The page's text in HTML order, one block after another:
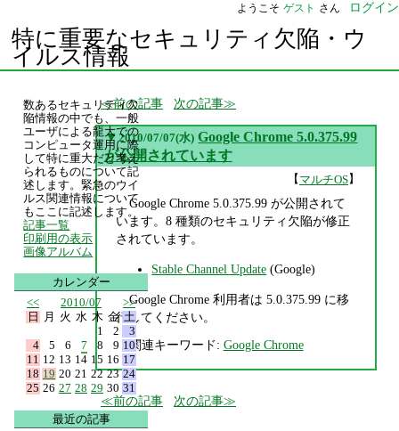
ようこそ ゲスト さん ログイン
特に重要なセキュリティ欠陥・ウ
イルス情報
前の記事 次の記事
▼ 2010/07/07(水) Google Chrome 5.0.375.99
が公開されています
【マルチOS】
Google Chrome 5.0.375.99 が公開されて
います。8 種類のセキュリティ欠陥が修正
されています。
Stable Channel Update (Google)
Google Chrome 利用者は 5.0.375.99 に移
行してください。
関連キーワード: Google Chrome
前の記事 次の記事
数あるセキュリティ欠
陥情報の中でも、一般
ユーザによる龍大での
コンピュータ運用に際
して特に重大だと考え
られるものについて記
述します。緊急のウイ
ルス関連情報について
もここに記述します。
記事一覧
印刷用の表示
画像アルバム
カレンダー
<<
2010/07
>>
日
月 火 水 木 金 土
1
2
3
4
5 6 7 8 9 10
11 12 13 14 15 16 17
18 19 20 21 22 23 24
25 26 27 28 29 30 31
最近の記事